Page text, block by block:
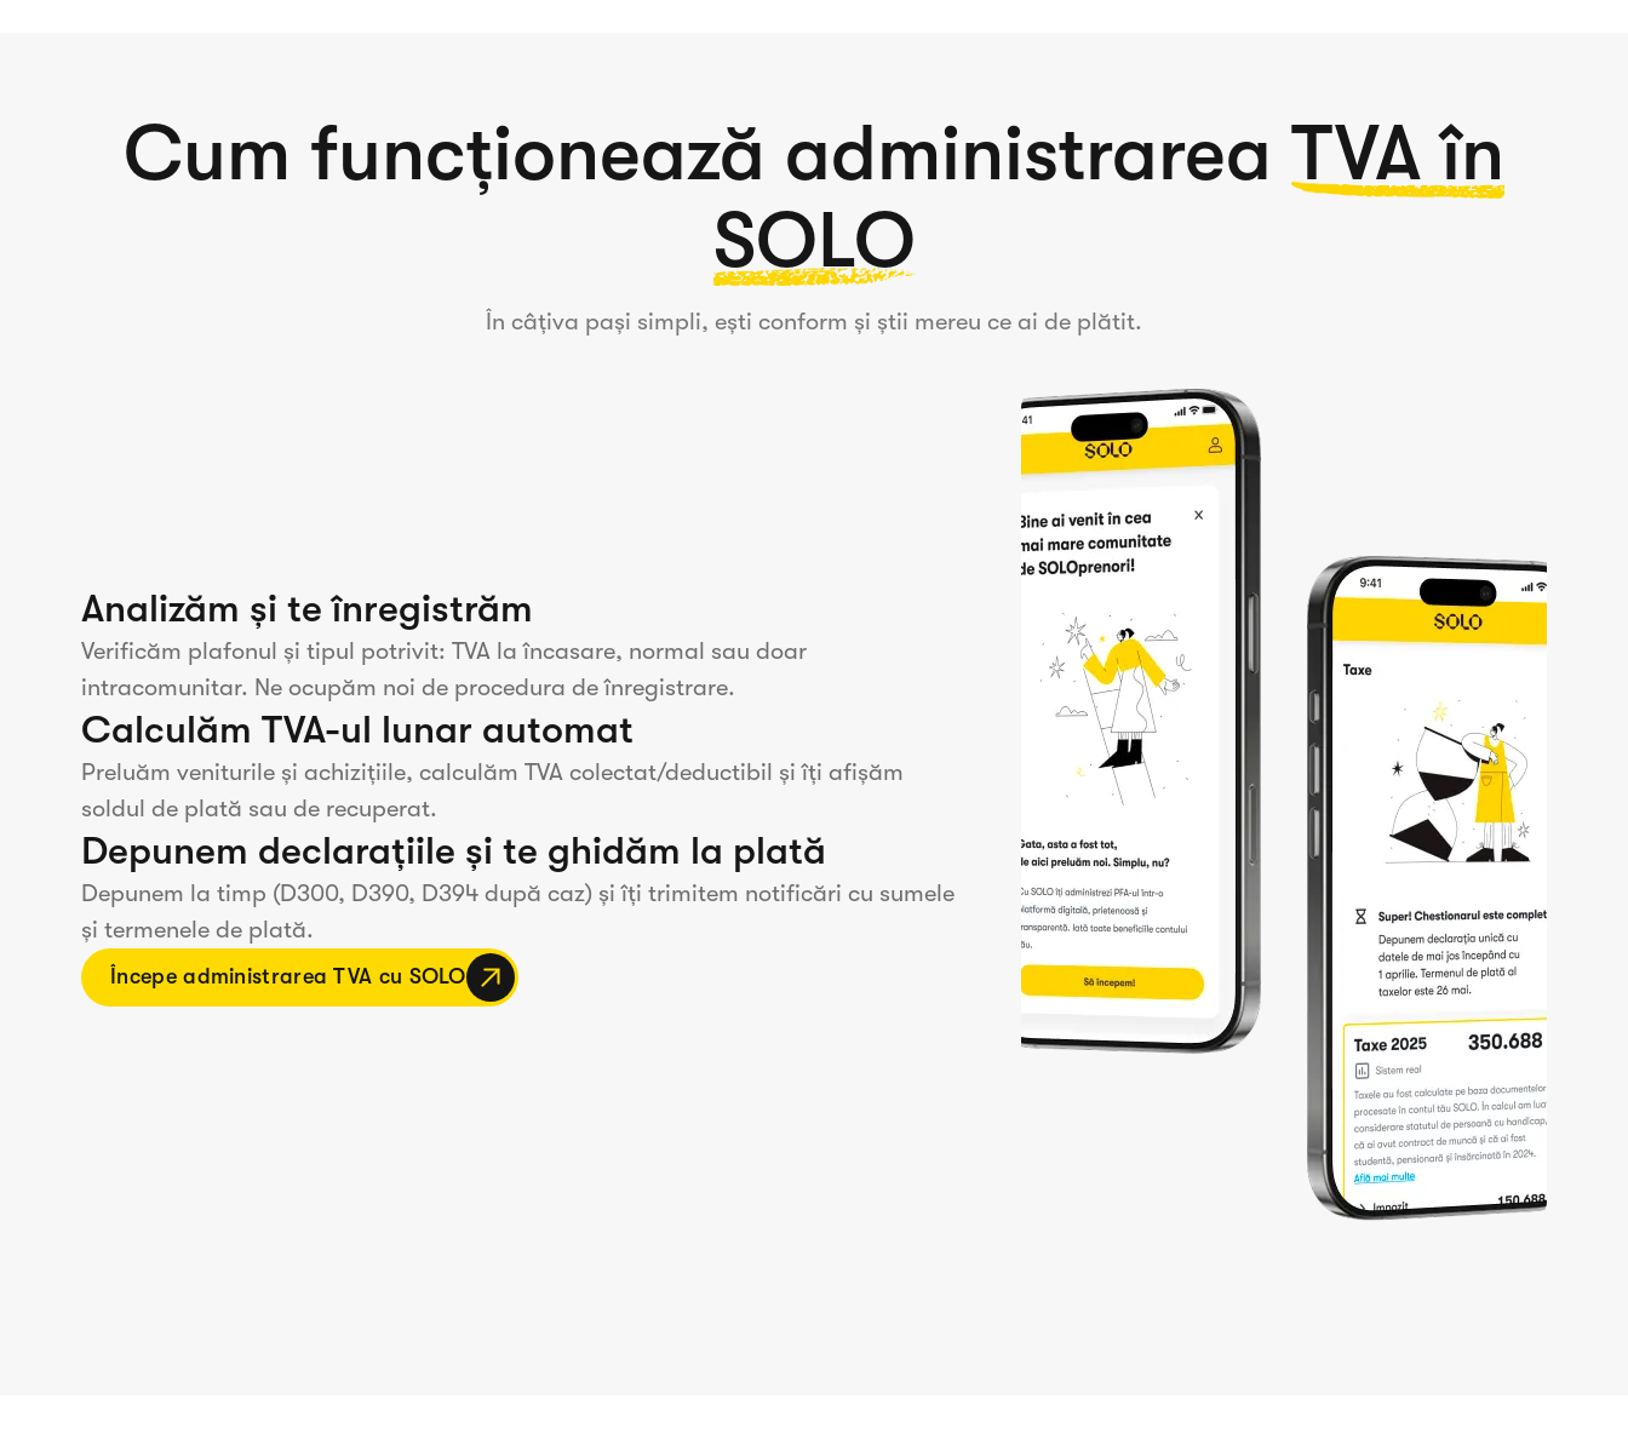
Cum funcționează administrarea TVA în
SOLO
În câțiva pași simpli, ești conform și știi mereu ce ai de plătit.
Analizăm și te înregistrăm
Verificăm plafonul și tipul potrivit: TVA la încasare, normal sau doar
intracomunitar. Ne ocupăm noi de procedura de înregistrare.
Calculăm TVA-ul lunar automat
Preluăm veniturile și achizițiile, calculăm TVA colectat/deductibil și îți afișăm
soldul de plată sau de recuperat.
Depunem declarațiile și te ghidăm la plată
Depunem la timp (D300, D390, D394 după caz) și îți trimitem notificări cu sumele
și termenele de plată.
Începe administrarea TVA cu SOLO